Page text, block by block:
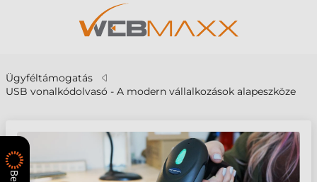
Ügyféltámogatás
USB vonalkódolvasó - A modern vállalkozások alapeszköze